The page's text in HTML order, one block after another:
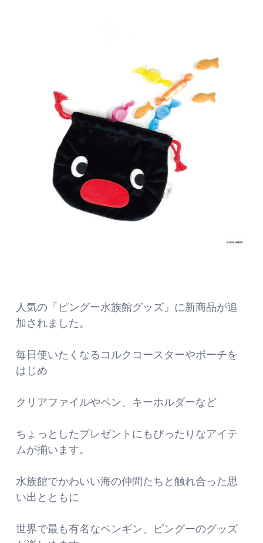
人気の「ピングー水族館グッズ」に新商品が追
加されました。
毎日使いたくなるコルクコースターやポーチを
はじめ
クリアファイルやペン、キーホルダーなど
ちょっとしたプレゼントにもぴったりなアイテ
ムが揃います。
水族館でかわいい海の仲間たちと触れ合った思
い出とともに
世界で最も有名なペンギン、ピングーのグッズ